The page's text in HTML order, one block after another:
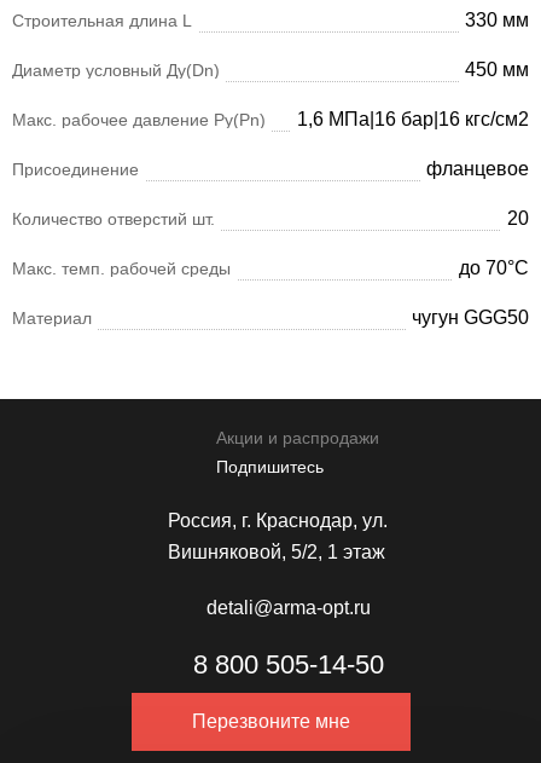
Строительная длина L 330 мм
Диаметр условный Ду(Dn) 450 мм
Макс. рабочее давление Ру(Pn) 1,6 МПа|16 бар|16 кгс/см2
Присоединение фланцевое
Количество отверстий шт. 20
Макс. темп. рабочей среды до 70°С
Материал чугун GGG50
Акции и распродажи
Подпишитесь
Россия, г. Краснодар, ул.
Вишняковой, 5/2, 1 этаж
detali@arma-opt.ru
8 800 505-14-50
Перезвоните мне